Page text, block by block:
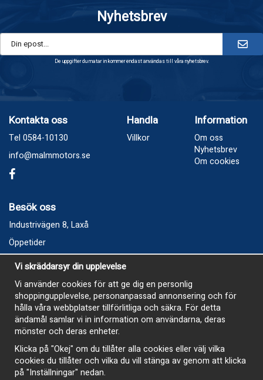
Nyhetsbrev
De uppgifter du matar in kommer endast användas till våra nyhetsbrev.
Kontakta oss
Tel 0584-10130
info@malmmotors.se
Handla
Villkor
Information
Om oss
Nyhetsbrev
Om cookies
Besök oss
Industrivägen 8, Laxå
Öppetider
Vecka 32
Måndag kl 9-12, kl 13 - 15
Onsdag kl 9-12, kl 13 - 15
Tisdag, Tordag och Fredag stängt
E-Handelsbutiken är öppen och paket skickas hela
sommaren
Vi skräddarsyr din upplevelse
Vi använder cookies för att ge dig en personlig
shoppingupplevelse, personanpassad annonsering och för
hålla våra webbplatser tillförlitliga och säkra. För detta
ändamål samlar vi in information om användarna, deras
mönster och deras enheter.
Klicka på "Okej" om du tillåter alla cookies eller välj vilka
cookies du tillåter och vilka du vill stänga av genom att klicka
på "Inställningar" nedan.